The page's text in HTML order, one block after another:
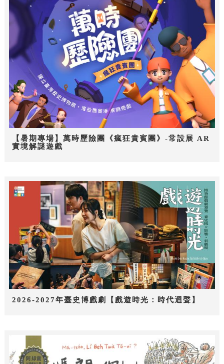
【暑期專場】萬時歷險團《瘋狂貴賓團》-常設展 AR
實境解謎遊戲
2026-2027年臺史博戲劇【戲遊時光：時代迴聲】